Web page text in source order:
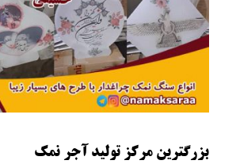
بزرگترین مرکز تولید آجر نمک